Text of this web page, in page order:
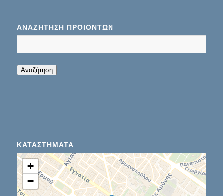
ΑΝΑΖΉΤΗΣΗ ΠΡΟΊΌΝΤΩΝ
Αναζήτηση
ΚΑΤΑΣΤΉΜΑΤΑ
+
−